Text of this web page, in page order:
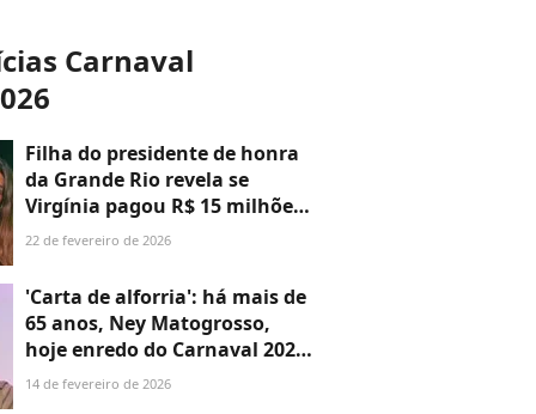
Carnaval
Filha do presidente de honra
da Grande Rio revela se
Virgínia pagou R$ 15 milhões
para ser rainha de bateria e
esperado'
22 de fevereiro de 2026
'Carta de alforria': há mais de
65 anos, Ney Matogrosso,
hoje enredo do Carnaval 2026
no RJ, deu guinada na vida ao
14 de fevereiro de 2026